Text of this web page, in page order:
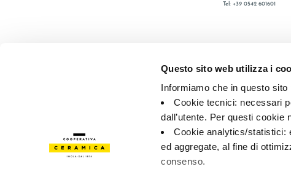
Questo sito web utilizza i
Informiamo che in questo
Cookie tecnici: necessari
dall’utente. Per questi cookie
Cookie analytics/statistici:
ed aggregate, al fine di
consenso.
Tel: +39 0542 601601
P.IVA IT00498281203 C.F.
Cookie policy— Privacy preferences